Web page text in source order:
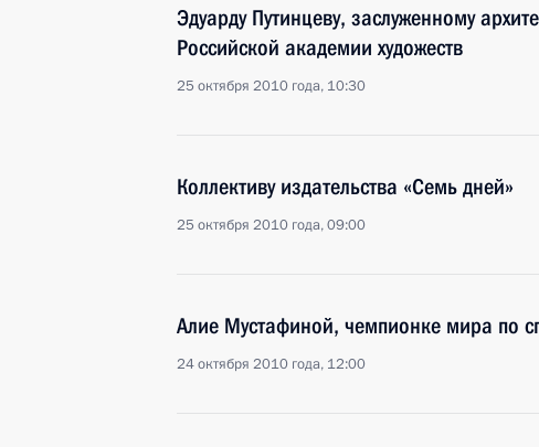
Эдуарду Путинцеву, заслуженному
Российской академии художеств
25 октября 2010 года, 10:30
Коллективу издательства «Семь дней»
25 октября 2010 года, 09:00
Алие Мустафиной, чемпионке мира по
24 октября 2010 года, 12:00